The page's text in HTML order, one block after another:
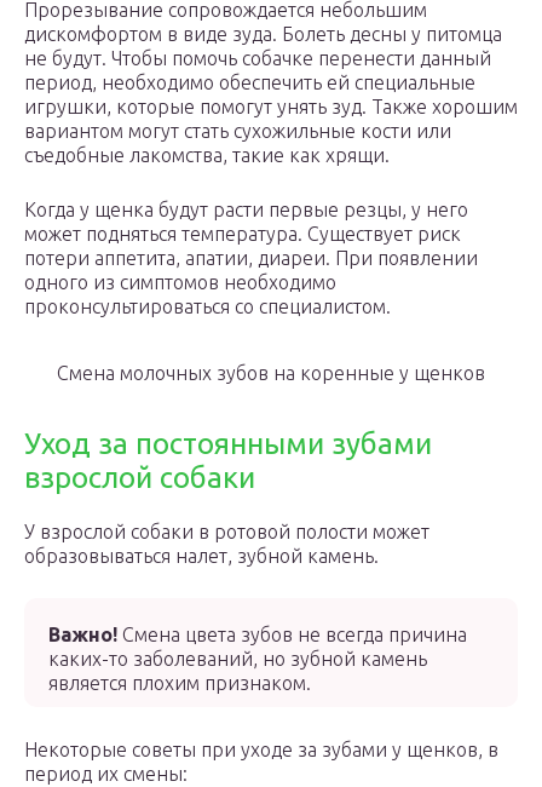
Прорезывание сопровождается небольшим
дискомфортом в виде зуда. Болеть десны у питомца
не будут. Чтобы помочь собачке перенести данный
период, необходимо обеспечить ей специальные
игрушки, которые помогут унять зуд. Также хорошим
вариантом могут стать сухожильные кости или
съедобные лакомства, такие как хрящи.
Когда у щенка будут расти первые резцы, у него
может подняться температура. Существует риск
потери аппетита, апатии, диареи. При появлении
одного из симптомов необходимо
проконсультироваться со специалистом.
Смена молочных зубов на коренные у щенков
Уход за постоянными зубами
взрослой собаки
У взрослой собаки в ротовой полости может
образовываться налет, зубной камень.
Важно! Смена цвета зубов не всегда причина
каких-то заболеваний, но зубной камень
является плохим признаком.
Некоторые советы при уходе за зубами у щенков, в
период их смены: